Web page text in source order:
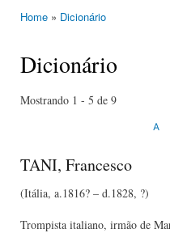
Home » Dicionário
Dicionário
Mostrando 1 - 5 de 9
A
TANI, Francesco
(Itália, a.1816? – d.1828, ?)
Trompista italiano, irmão de